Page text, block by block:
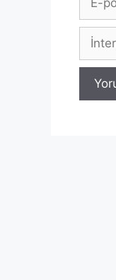
posta
İnternet
sitesi